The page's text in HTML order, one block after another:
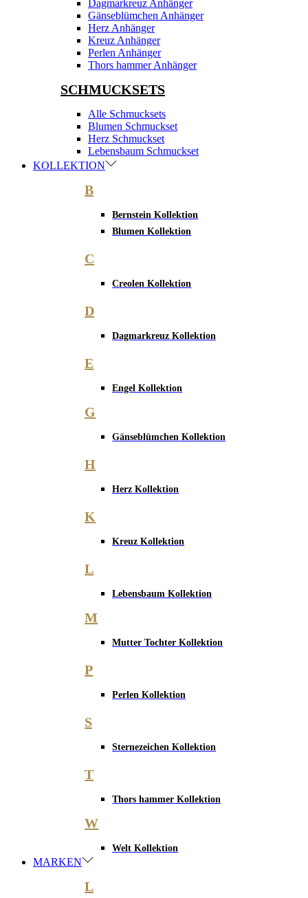
Dagmarkreuz Anhänger
Gänseblümchen Anhänger
Herz Anhänger
Kreuz Anhänger
Perlen Anhänger
Thors hammer Anhänger
SCHMUCKSETS
Alle Schmucksets
Blumen Schmuckset
Herz Schmuckset
Lebensbaum Schmuckset
KOLLEKTION
B
Bernstein Kollektion
Blumen Kollektion
C
Creolen Kollektion
D
Dagmarkreuz Kollektion
E
Engel Kollektion
G
Gänseblümchen Kollektion
H
Herz Kollektion
K
Kreuz Kollektion
L
Lebensbaum Kollektion
M
Mutter Tochter Kollektion
P
Perlen Kollektion
S
Sternezeichen Kollektion
T
Thors hammer Kollektion
W
Welt Kollektion
MARKEN
L